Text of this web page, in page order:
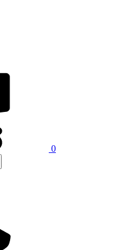
0